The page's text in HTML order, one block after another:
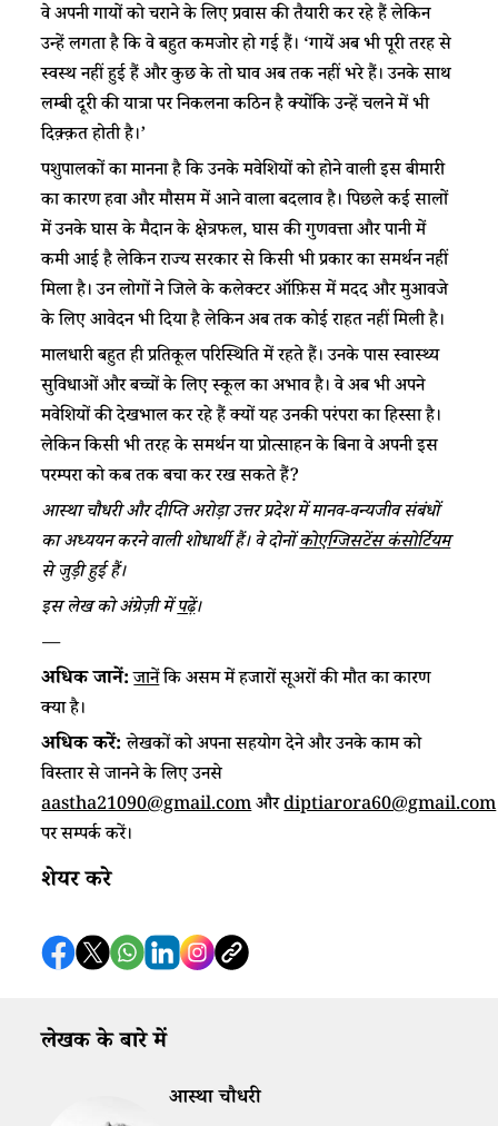
वे अपनी गायों को चराने के लिए प्रवास की तैयारी कर रहे हैं लेकिन
उन्हें लगता है कि वे बहुत कमजोर हो गई हैं। ‘गायें अब भी पूरी तरह से
स्वस्थ नहीं हुई हैं और कुछ के तो घाव अब तक नहीं भरे हैं। उनके साथ
लम्बी दूरी की यात्रा पर निकलना कठिन है क्योंकि उन्हें चलने में भी
दिक़्क़त होती है।’
पशुपालकों का मानना है कि उनके मवेशियों को होने वाली इस बीमारी
का कारण हवा और मौसम में आने वाला बदलाव है। पिछले कई सालों
में उनके घास के मैदान के क्षेत्रफल, घास की गुणवत्ता और पानी में
कमी आई है लेकिन राज्य सरकार से किसी भी प्रकार का समर्थन नहीं
मिला है। उन लोगों ने जिले के कलेक्टर ऑफ़िस में मदद और मुआवजे
के लिए आवेदन भी दिया है लेकिन अब तक कोई राहत नहीं मिली है।
मालधारी बहुत ही प्रतिकूल परिस्थिति में रहते हैं। उनके पास स्वास्थ्य
सुविधाओं और बच्चों के लिए स्कूल का अभाव है। वे अब भी अपने
मवेशियों की देखभाल कर रहे हैं क्यों यह उनकी परंपरा का हिस्सा है।
लेकिन किसी भी तरह के समर्थन या प्रोत्साहन के बिना वे अपनी इस
परम्परा को कब तक बचा कर रख सकते हैं?
आस्था चौधरी और दीप्ति अरोड़ा उत्तर प्रदेश में मानव-वन्यजीव संबंधों
का अध्ययन करने वाली शोधार्थी हैं। वे दोनोंकोएग्जिसटेंस कंसोर्टियम
से जुड़ी हुई हैं।
इस लेख को अंग्रेज़ी मेंपढ़ें।
—
अधिक जानें: जानेंकि असम में हजारों सूअरों की मौत का कारण
क्या है।
अधिक करें:लेखकों को अपना सहयोग देने और उनके काम को
विस्तार से जानने के लिए उनसे
aastha21090@gmail.comऔरdiptiarora60@gmail.com
पर सम्पर्क करें।
शेयर करे
लेखक के बारे में
आस्था चौधरी